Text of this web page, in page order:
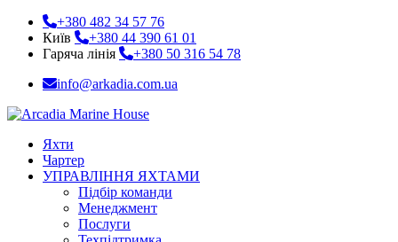
+380 482 34 57 76
Київ
+380 44 390 61 01
Гаряча лінія
+380 50 316 54 78
info@arkadia.com.ua
Яхти
Чартер
УПРАВЛІННЯ ЯХТАМИ
Підбір команди
Менеджмент
Послуги